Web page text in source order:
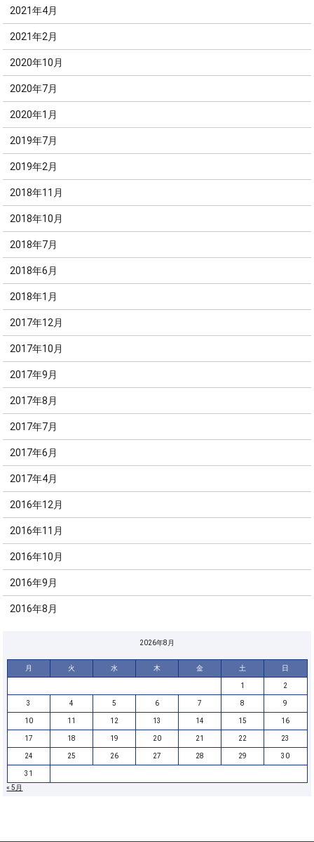
2021年4月
2021年2月
2020年10月
2020年7月
2020年1月
2019年7月
2019年2月
2018年11月
2018年10月
2018年7月
2018年6月
2018年1月
2017年12月
2017年10月
2017年9月
2017年8月
2017年7月
2017年6月
2017年4月
2016年12月
2016年11月
2016年10月
2016年9月
2016年8月
2026年8月
月 火 水 木 金 土 日
1 2
3 4 5 6 7 8 9
10 11 12 13 14 15 16
17 18 19 20 21 22 23
24 25 26 27 28 29 30
31
« 5月